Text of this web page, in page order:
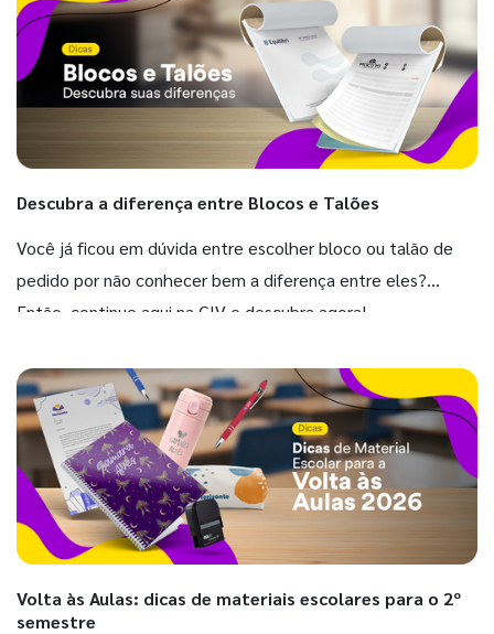
Descubra a diferença entre Blocos e Talões
Você já ficou em dúvida entre escolher bloco ou talão de
pedido por não conhecer bem a diferença entre eles?
Então, continue aqui na GIV e descubra agora!
Volta às Aulas: dicas de materiais escolares para o 2º
semestre